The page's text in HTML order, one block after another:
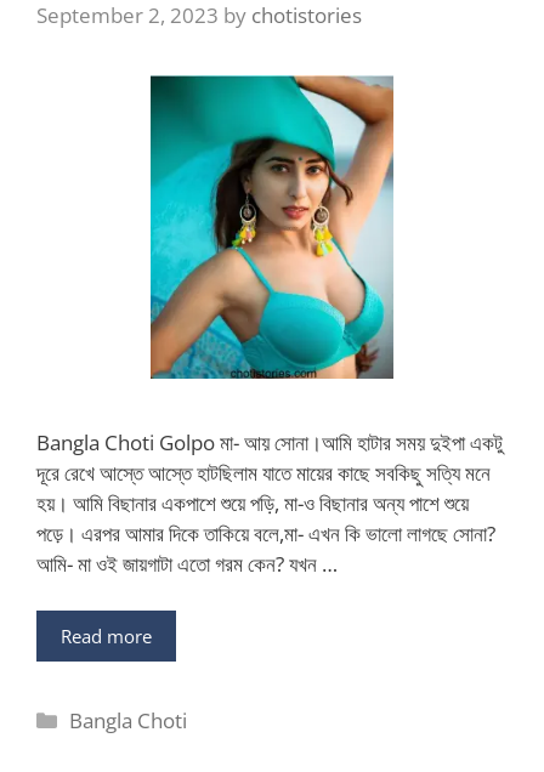
September 2, 2023 by chotistories
Bangla Choti Golpo মা- আয় সোনা।আমি হাটার সময় দুইপা একটু
দূরে রেখে আস্তে আস্তে হাটছিলাম যাতে মায়ের কাছে সবকিছু সত্যি মনে
হয়। আমি বিছানার একপাশে শুয়ে পড়ি, মা-ও বিছানার অন্য পাশে শুয়ে
পড়ে। এরপর আমার দিকে তাকিয়ে বলে,মা- এখন কি ভালো লাগছে সোনা?
আমি- মা ওই জায়গাটা এতো গরম কেন? যখন …
Read more
Categories
Bangla Choti